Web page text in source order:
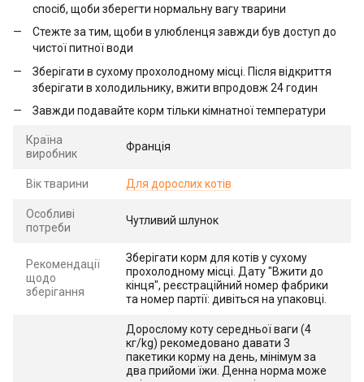
спосіб, щоби зберегти нормальну вагу тварини
Стежте за тим, щоби в улюбленця завжди був доступ до
чистої питної води
Зберігати в сухому прохолодному місці. Після відкриття
зберігати в холодильнику, вжити впродовж 24 годин
Завжди подавайте корм тільки кімнатної температури
Країна
виробник
Франція
Вік тварини Для дорослих котів
Особливі
потреби
Чутливий шлунок
Рекомендації
щодо
зберігання
Зберігати корм для котів у сухому
прохолодному місці. Дату "Вжити до
кінця", реєстраційний номер фабрики
та номер партії: дивіться на упаковці.
Дорослому коту середньої ваги (4
кг/kg) рекомедовано давати 3
пакетики корму на день, мінімум за
два прийоми їжи. Денна норма може